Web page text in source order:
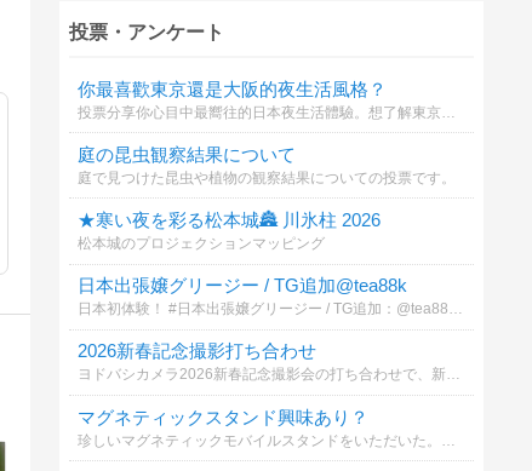
投票・アンケート
你最喜歡東京還是大阪的夜生活風格？
庭の昆虫観察結果について
庭で見つけた昆虫や植物の観察結果についての投票です。
★寒い夜を彩る松本城🏯 川氷柱 2026
松本城のプロジェクションマッピング
日本出張嬢グリージー / TG追加@tea88k
日本初体験！ #日本出張嬢グリージー / TG追加：@tea88k 【写真本人確認】#童顔爆乳ロリ（NS中出し可能）
2026新春記念撮影打ち合わせ
ヨドバシカメラ2026新春記念撮影会の打ち合わせで、新宿西口本店・カメラ館へいきました。新春初仕事の撮影機材はCanon EOS R5 Mark II RF24-105mm F4 L ISMです。
マグネティックスタンド興味あり？